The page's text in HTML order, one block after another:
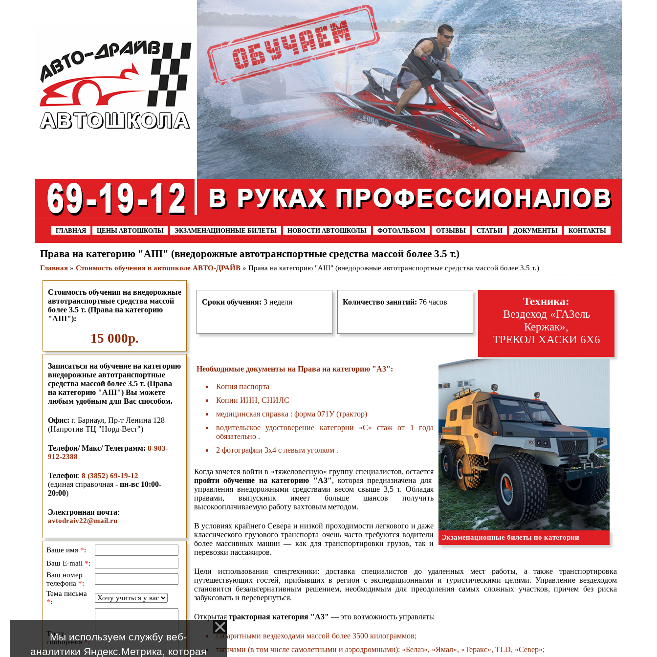
ГЛАВНАЯ ЦЕНЫ АВТОШКОЛЫ ЭКЗАМЕНАЦИОННЫЕ БИЛЕТЫ НОВОСТИ АВТОШКОЛЫ ФОТОАЛЬБОМ ОТЗЫВЫ СТАТЬИ ДОКУМЕНТЫ КОНТАКТЫ
Права на категорию "AIII" (внедорожные автотранспортные средства массой более 3.5 т.)
Главная » Стоимость обучения в автошколе АВТО-ДРАЙВ » Права на категорию "AIII" (внедорожные автотранспортные средства массой более 3.5 т.)
Стоимость обучения на внедорожные
автотранспортные средства массой
более 3.5 т. (Права на категорию
"AIII"):
15 000р.
Записаться на обучение на категорию
внедорожные автотранспортные
средства массой более 3.5 т. (Права
на категорию "AIII") Вы можете
любым удобным для Вас способом.
Офис: г. Барнаул, Пр-т Ленина 128
(Напротив ТЦ "Норд-Вест")
Телефон/ Макс/ Телеграмм: 8-903-
912-2388
Телефон: 8 (3852) 69-19-12
(единая справочная - пн-вс 10:00-
20:00)
Электронная почта:
avtodraiv22@mail.ru
Ваше имя *:
Ваш E-mail *:
Ваш номер
телефона *:
Тема письма
*:
Текст
сообщения *:
Сроки обучения: 3 недели Количество занятий: 76 часов
Техника:
Вездеход «ГАЗель
Кержак»,
ТРЕКОЛ ХАСКИ 6Х6
Экзаменационные билеты по категории
Необходимые документы на Права на категорию "A3":
Копия паспорта
Копии ИНН, СНИЛС
медицинская справка : форма 071У (трактор)
водительское удостоверение категории «С» стаж от 1 года
обязательно .
2 фотографии 3х4 с левым уголком .
Когда хочется войти в «тяжеловесную» группу специалистов, остается
пройти обучение на категорию "A3", которая предназначена для
управления внедорожными средствами весом свыше 3,5 т. Обладая
правами, выпускник имеет больше шансов получить
высокооплачиваемую работу вахтовым методом.
В условиях крайнего Севера и низкой проходимости легкового и даже
классического грузового транспорта очень часто требуются водители
более массивных машин — как для транспортировки грузов, так и
перевозки пассажиров.
Цели использования спецтехники: доставка специалистов до удаленных мест работы, а также транспортировка
путешествующих гостей, прибывших в регион с экспедиционными и туристическими целями. Управление вездеходом
становится безальтернативным решением, необходимым для преодоления самых сложных участков, причем без риска
забуксовать и перевернуться.
Открытая тракторная категория "A3" — это возможность управлять:
габаритными вездеходами массой более 3500 килограммов;
тягачами (в том числе самолетными и аэродромными): «Белаз», «Ямал», «Теракс», TLD, «Север»;
Мы используем службу веб-
аналитики Яндекс.Метрика, которая